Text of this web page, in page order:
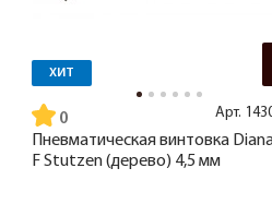
ХИТ
Арт.
Пневматическая винтовка
F Stutzen (дерево) 4,5 мм